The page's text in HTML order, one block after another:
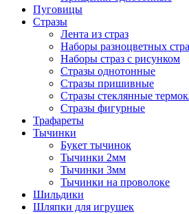
Пуговицы
Стразы
Лента из страз
Наборы разноцветных
Наборы страз с рисунком
Стразы однотонные
Стразы пришивные
Стразы стеклянные
Стразы фигурные
Трафареты
Тычинки
Букет тычинок
Тычинки 2мм
Тычинки 3мм
Тычинки на проволоке
Шильдики
Шляпки для игрушек